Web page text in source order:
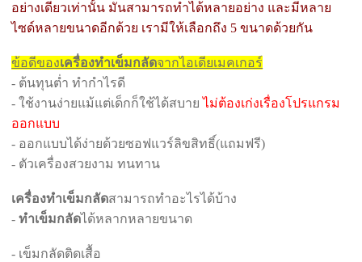
อย่างเดียวเท่านั้น มันสามารถทำได้หลายอย่าง และมีหลาย
ไซด์หลายขนาดอีกด้วย เรามีให้เลือกถึง 5 ขนาดด้วยกัน
ข้อดีของเครื่องทำเข็มกลัดจากไอเดียเมคเกอร์
- ต้นทุนต่ำ ทำกำไรดี
- ใช้งานง่ายแม้แต่เด็กก็ใช้ได้สบายไม่ต้องเก่งเรื่องโปรแกรม
ออกแบบ
- ออกแบบได้ง่ายด้วยซอฟแวร์ลิขสิทธิ์(แถมฟรี)
- ตัวเครื่องสวยงาม ทนทาน
เครื่องทำเข็มกลัดสามารถทำอะไรได้บ้าง
-ทำเข็มกลัดได้หลากหลายขนาด
- เข็มกลัดติดเสื้อ